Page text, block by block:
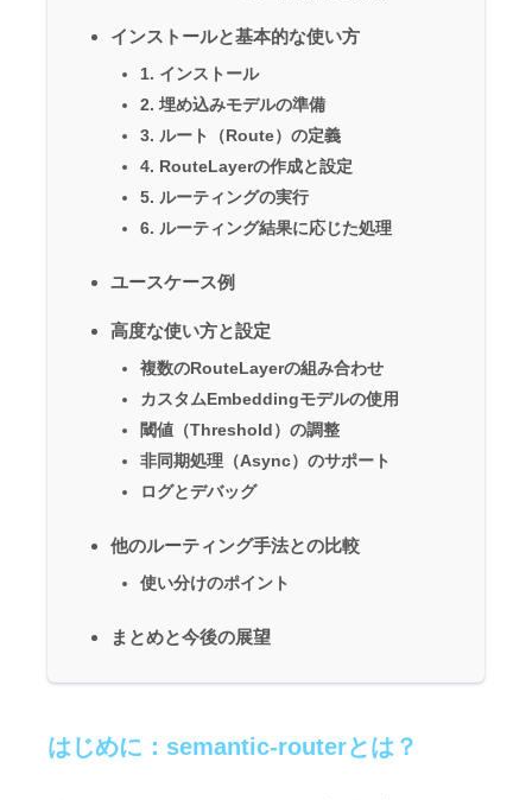
インストールと基本的な使い方
1. インストール
2. 埋め込みモデルの準備
3. ルート（Route）の定義
4. RouteLayerの作成と設定
5. ルーティングの実行
6. ルーティング結果に応じた処理
ユースケース例
高度な使い方と設定
複数のRouteLayerの組み合わせ
カスタムEmbeddingモデルの使用
閾値（Threshold）の調整
非同期処理（Async）のサポート
ログとデバッグ
他のルーティング手法との比較
使い分けのポイント
まとめと今後の展望
はじめに：semantic-routerとは？